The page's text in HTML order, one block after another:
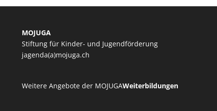
MOJUGA
Stiftung für Kinder- und Jugendförderung
jagenda(a)mojuga.ch
Weitere Angebote der MOJUGAWeiterbildungen